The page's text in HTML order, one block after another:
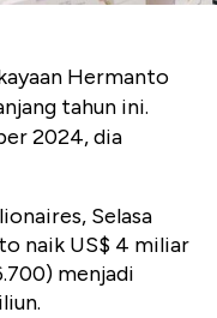
Hermanto
tahun ini.
2024, dia
Selasa
naik US$ 4 miliar
menjadi